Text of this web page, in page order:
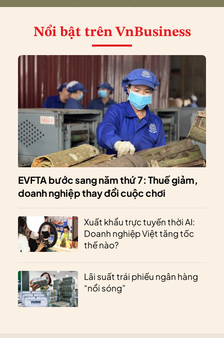
Nổi bật trên VnBusiness
EVFTA bước sang năm thứ 7: Thuế giảm,
doanh nghiệp thay đổi cuộc chơi
Xuất khẩu trực tuyến thời AI:
Doanh nghiệp Việt tăng tốc
thế nào?
Lãi suất trái phiếu ngân hàng
“nổi sóng”